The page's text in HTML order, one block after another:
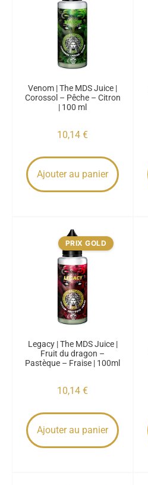
Venom | The MDS Juice |
Corossol – Pêche – Citron
| 100 ml
10,14 €
Ajouter au panier
PRIX GOLD
Legacy | The MDS Juice |
Fruit du dragon –
Pastèque – Fraise | 100ml
10,14 €
Ajouter au panier